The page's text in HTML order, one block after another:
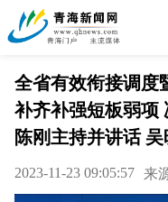
全省有效衔接调度
补齐补强短板弱项
陈刚主持并讲话
2023-11-23 09:05:57 来